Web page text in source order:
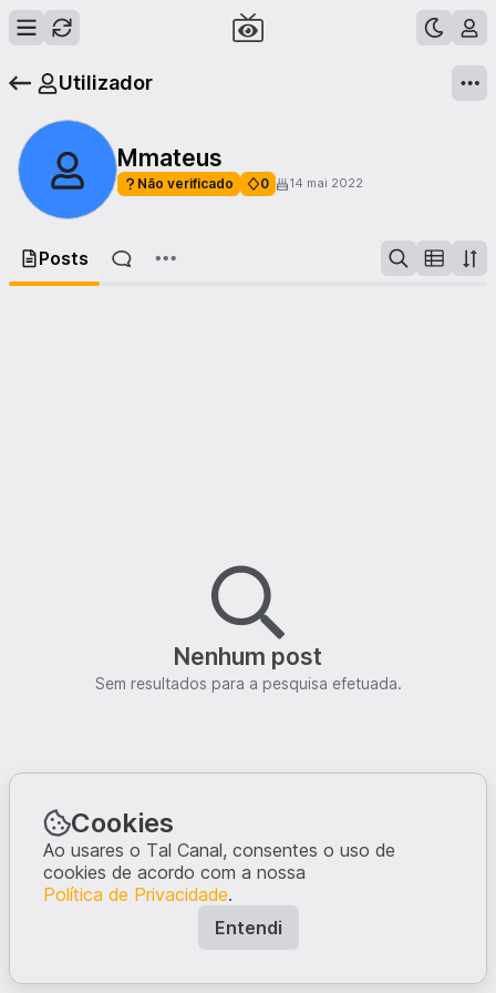
Utilizador
Mmateus
Não verificado 0 14 mai 2022
Posts
Nenhum post
Sem resultados para a pesquisa efetuada.
Cookies
Ao usares o Tal Canal, consentes o uso de
cookies de acordo com a nossa
Política de Privacidade.
Entendi